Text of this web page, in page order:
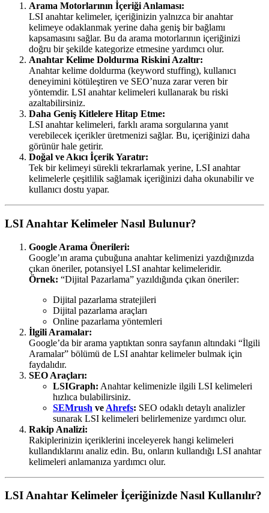
Arama Motorlarının İçeriği Anlaması:
LSI anahtar kelimeler, içeriğinizin yalnızca bir anahtar
kelimeye odaklanmak yerine daha geniş bir bağlamı
kapsamasını sağlar. Bu da arama motorlarının içeriğinizi
doğru bir şekilde kategorize etmesine yardımcı olur.
Anahtar Kelime Doldurma Riskini Azaltır:
Anahtar kelime doldurma (keyword stuffing), kullanıcı
deneyimini kötüleştiren ve SEO’nuza zarar veren bir
yöntemdir. LSI anahtar kelimeleri kullanarak bu riski
azaltabilirsiniz.
Daha Geniş Kitlelere Hitap Etme:
LSI anahtar kelimeleri, farklı arama sorgularına yanıt
verebilecek içerikler üretmenizi sağlar. Bu, içeriğinizi daha
görünür hale getirir.
Doğal ve Akıcı İçerik Yaratır:
Tek bir kelimeyi sürekli tekrarlamak yerine, LSI anahtar
kelimelerle çeşitlilik sağlamak içeriğinizi daha okunabilir ve
kullanıcı dostu yapar.
LSI Anahtar Kelimeler Nasıl Bulunur?
Google Arama Önerileri:
Google’ın arama çubuğuna anahtar kelimenizi yazdığınızda
çıkan öneriler, potansiyel LSI anahtar kelimeleridir.
Örnek: “Dijital Pazarlama” yazıldığında çıkan öneriler:
Dijital pazarlama stratejileri
Dijital pazarlama araçları
Online pazarlama yöntemleri
İlgili Aramalar:
Google’da bir arama yaptıktan sonra sayfanın altındaki “İlgili
Aramalar” bölümü de LSI anahtar kelimeler bulmak için
faydalıdır.
SEO Araçları:
LSIGraph: Anahtar kelimenizle ilgili LSI kelimeleri
hızlıca bulabilirsiniz.
SEMrush ve Ahrefs: SEO odaklı detaylı analizler
sunarak LSI kelimeleri belirlemenize yardımcı olur.
Rakip Analizi:
Rakiplerinizin içeriklerini inceleyerek hangi kelimeleri
kullandıklarını analiz edin. Bu, onların kullandığı LSI anahtar
kelimeleri anlamanıza yardımcı olur.
LSI Anahtar Kelimeler İçeriğinizde Nasıl Kullanılır?